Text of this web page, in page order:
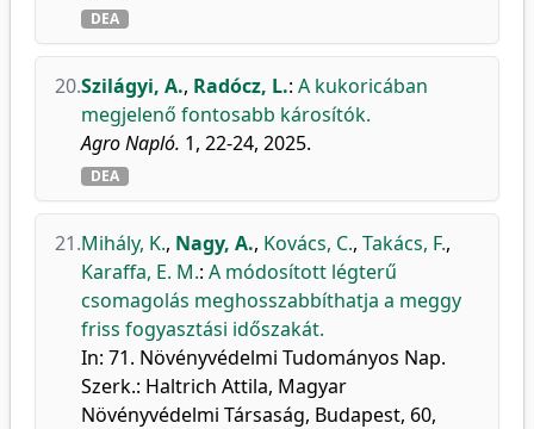
DEA
20.Szilágyi, A., Radócz, L.: A kukoricában
megjelenő fontosabb károsítók.
Agro Napló. 1, 22-24, 2025.
DEA
21.Mihály, K., Nagy, A., Kovács, C., Takács, F.,
Karaffa, E. M.: A módosított légterű
csomagolás meghosszabbíthatja a meggy
friss fogyasztási időszakát.
In: 71. Növényvédelmi Tudományos Nap.
Szerk.: Haltrich Attila, Magyar
Növényvédelmi Társaság, Budapest, 60,